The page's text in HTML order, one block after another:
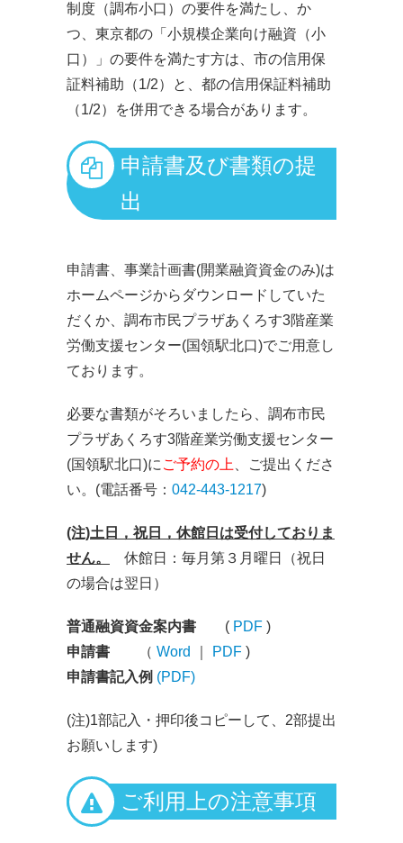
制度（調布小口）の要件を満たし、か
つ、東京都の「小規模企業向け融資（小
口）」の要件を満たす方は、市の信用保
証料補助（1/2）と、都の信用保証料補助
（1/2）を併用できる場合があります。
申請書及び書類の提
出
申請書、事業計画書(開業融資資金のみ)は
ホームページからダウンロードしていた
だくか、調布市民プラザあくろす3階産業
労働支援センター(国領駅北口)でご用意し
ております。
必要な書類がそろいましたら、調布市民
プラザあくろす3階産業労働支援センター
(国領駅北口)に ご予約の上
、ご提出くださ
い。(電話番号： 042-443-1217)
(注)土日，祝日，休館日は受付しておりま
せん。
休館日：毎月第３月曜日（祝日
の場合は翌日）
普通融資資金案内書 ( PDF )
申請書 （ Word PDF )
申請書記入例 (PDF)
(注)1部記入・押印後コピーして、2部提出
お願いします)
ご利用上の注意事項